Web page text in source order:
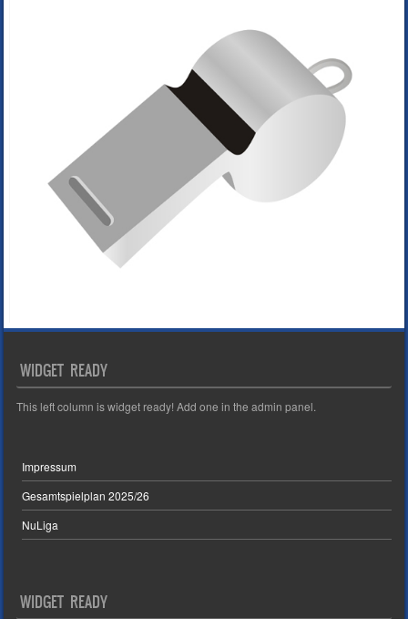
WIDGET READY
This left column is widget ready! Add one in the admin panel.
Impressum
Gesamtspielplan 2025/26
NuLiga
WIDGET READY